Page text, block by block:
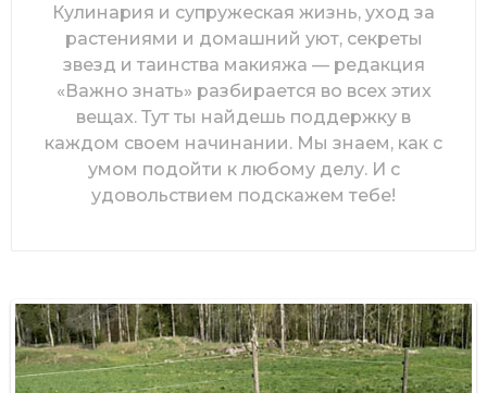
Кулинария и супружеская жизнь, уход за
растениями и домашний уют, секреты
звезд и таинства макияжа — редакция
«Важно знать» разбирается во всех этих
вещах. Тут ты найдешь поддержку в
каждом своем начинании. Мы знаем, как с
умом подойти к любому делу. И с
удовольствием подскажем тебе!